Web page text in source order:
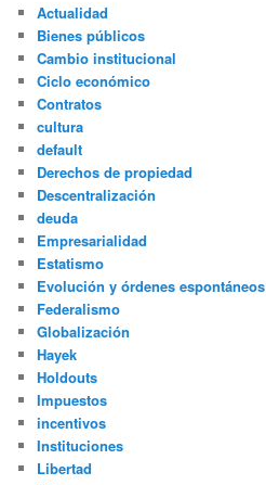
Actualidad
Bienes públicos
Cambio institucional
Ciclo económico
Contratos
cultura
default
Derechos de propiedad
Descentralización
deuda
Empresarialidad
Estatismo
Evolución y órdenes espontáneos
Federalismo
Globalización
Hayek
Holdouts
Impuestos
incentivos
Instituciones
Libertad